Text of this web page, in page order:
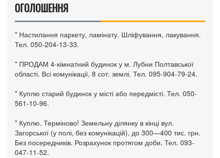
ОГОЛОШЕННЯ
* Настилання паркету, ламінату. Шліфування, лакування.
Тел. 050-204-13-33.
* ПРОДАМ 4-кімнатний будинок у м. Лубни Полтавської
області. Всі комунікації, 8 сот. землі. Тел. 095-904-79-24.
* Куплю старий будинок у місті або передмісті. Тел. 050-
561-10-96.
* Куплю. Терміново! Земельну ділянку в кінці вул.
Загорської (у полі, без комунікацій), до 300—400 тис. грн.
Без посередників. Розрахунок протягом доби. Тел. 093-
047-11-52.